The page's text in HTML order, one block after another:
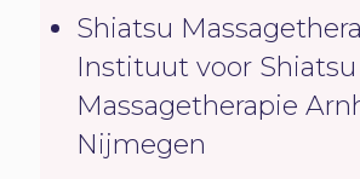
Shiatsu
Instituut voor Shiatsu
Massagetherapie
Nijmegen